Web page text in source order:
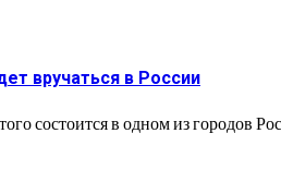
вручаться в России
состоится в одном из городов